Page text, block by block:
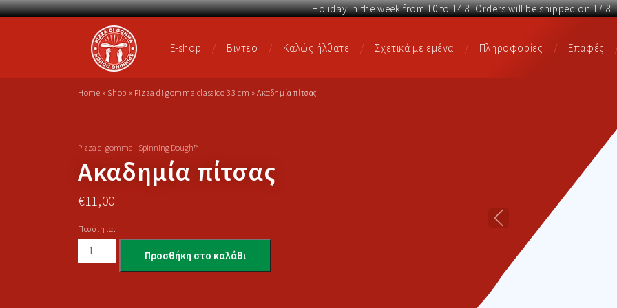
Holiday in the week from 10 to 14.8. Orders will be shipped on 17.8.
E-shop Βιντεο Καλώς ήλθατε Σχετικά με εμένα Πληροφορίες Επαφές
Home » Shop » Pizza di gomma classico 33 cm » Ακαδημία πίτσας
Pizza di gomma - Spinning Dough™
Ακαδημία πίτσας
€11,00
Ποσότητα:
Προσθήκη στο καλάθι
Previous